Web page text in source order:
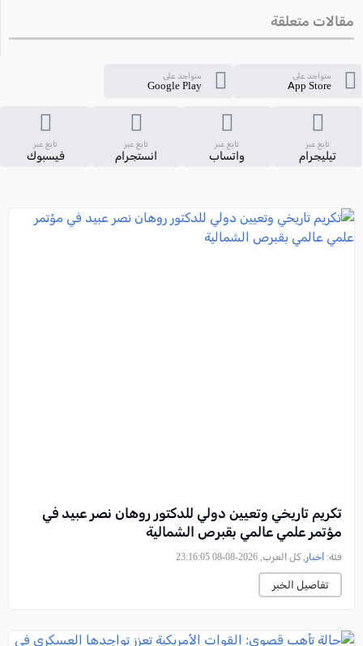
مقالات متعلقة
متواجد على
App Store
متواجد على
Google Play
تابع عبر
تيليجرام
تابع عبر
واتساب
تابع عبر
انستجرام
تابع عبر
فيسبوك
تكريم تاريخي وتعيين دولي للدكتور روهان نصر عبيد في
مؤتمر علمي عالمي بقبرص الشمالية
فئة: أخبار , كل العرب, 2026-08-08 23:16:05
تفاصيل الخبر